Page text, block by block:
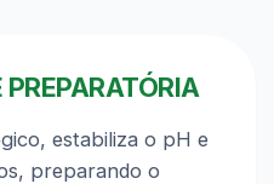
PREPARATÓRIA
estabiliza o pH e
preparando o